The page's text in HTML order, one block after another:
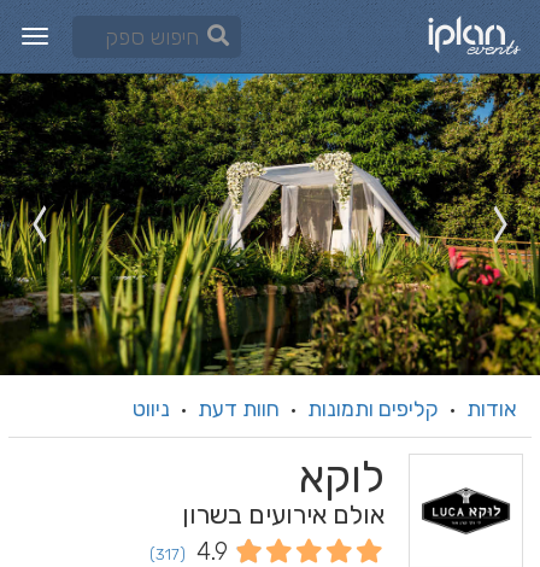
אודות · קליפים ותמונות · חוות דעת · ניווט
לוקא
אולם אירועים בשרון
4.9
(317)